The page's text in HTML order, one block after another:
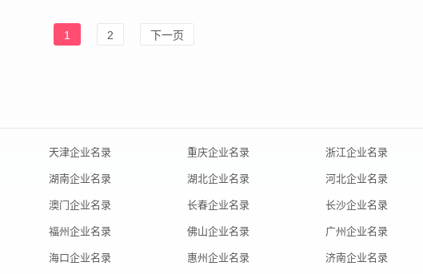
1 2 下一页
天津企业名录 重庆企业名录 浙江企业名录
湖南企业名录 湖北企业名录 河北企业名录
澳门企业名录 长春企业名录 长沙企业名录
福州企业名录 佛山企业名录 广州企业名录
海口企业名录 惠州企业名录 济南企业名录